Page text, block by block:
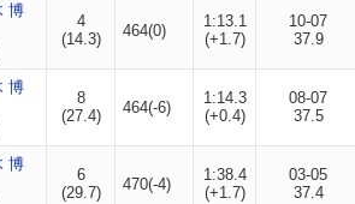
博
4
(14.3)
464(0)
1:13.1
(+1.7)
10-07
37.9
博
8
(27.4)
464(-6)
1:14.3
(+0.4)
08-07
37.5
博
6
(29.7)
470(-4)
1:38.4
(+1.7)
03-05
37.4